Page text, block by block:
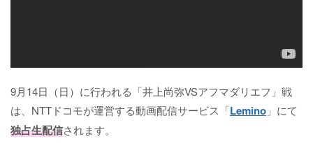
9月14日（日）に行われる「井上尚弥VSアフマダリエフ」戦
は、NTTドコモが運営する動画配信サービス「Lemino 」にて
独占生配信されます。